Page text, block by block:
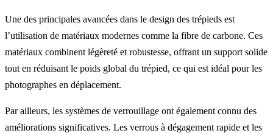
Une des principales avancées dans le design des trépieds est
l’utilisation de matériaux modernes comme la fibre de carbone. Ces
matériaux combinent légèreté et robustesse, offrant un support solide
tout en réduisant le poids global du trépied, ce qui est idéal pour les
photographes en déplacement.
Par ailleurs, les systèmes de verrouillage ont également connu des
améliorations significatives. Les verrous à dégagement rapide et les